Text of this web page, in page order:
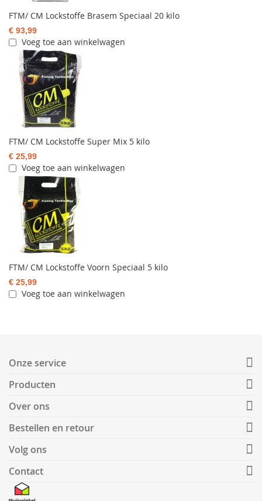
FTM/ CM Lockstoffe Brasem Speciaal 20 kilo
€ 93,99
Voeg toe aan winkelwagen
FTM/ CM Lockstoffe Super Mix 5 kilo
€ 25,99
Voeg toe aan winkelwagen
FTM/ CM Lockstoffe Voorn Speciaal 5 kilo
€ 25,99
Voeg toe aan winkelwagen
Onze service
Producten
Over ons
Bestellen en retour
Volg ons
Contact